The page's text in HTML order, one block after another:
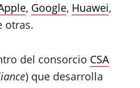
, Google, Huawei,
otras.
del consorcio CSA
) que desarrolla